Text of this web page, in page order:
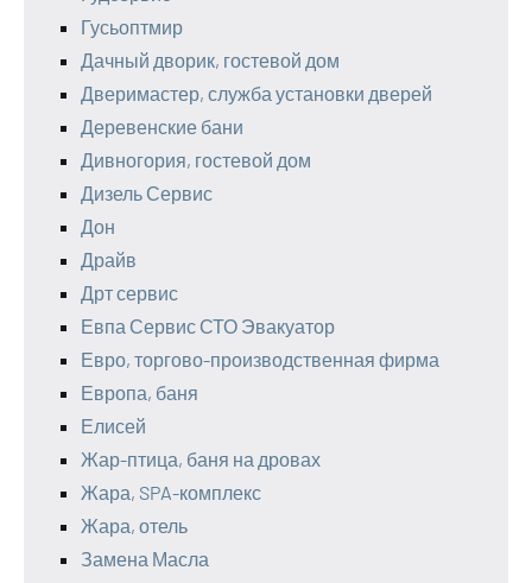
Гусьоптмир
Дачный дворик, гостевой дом
Дверимастер, служба установки дверей
Деревенские бани
Дивногория, гостевой дом
Дизель Сервис
Дон
Драйв
Дрт сервис
Евпа Сервис СТО Эвакуатор
Евро, торгово-производственная фирма
Европа, баня
Елисей
Жар-птица, баня на дровах
Жара, SPA-комплекс
Жара, отель
Замена Масла